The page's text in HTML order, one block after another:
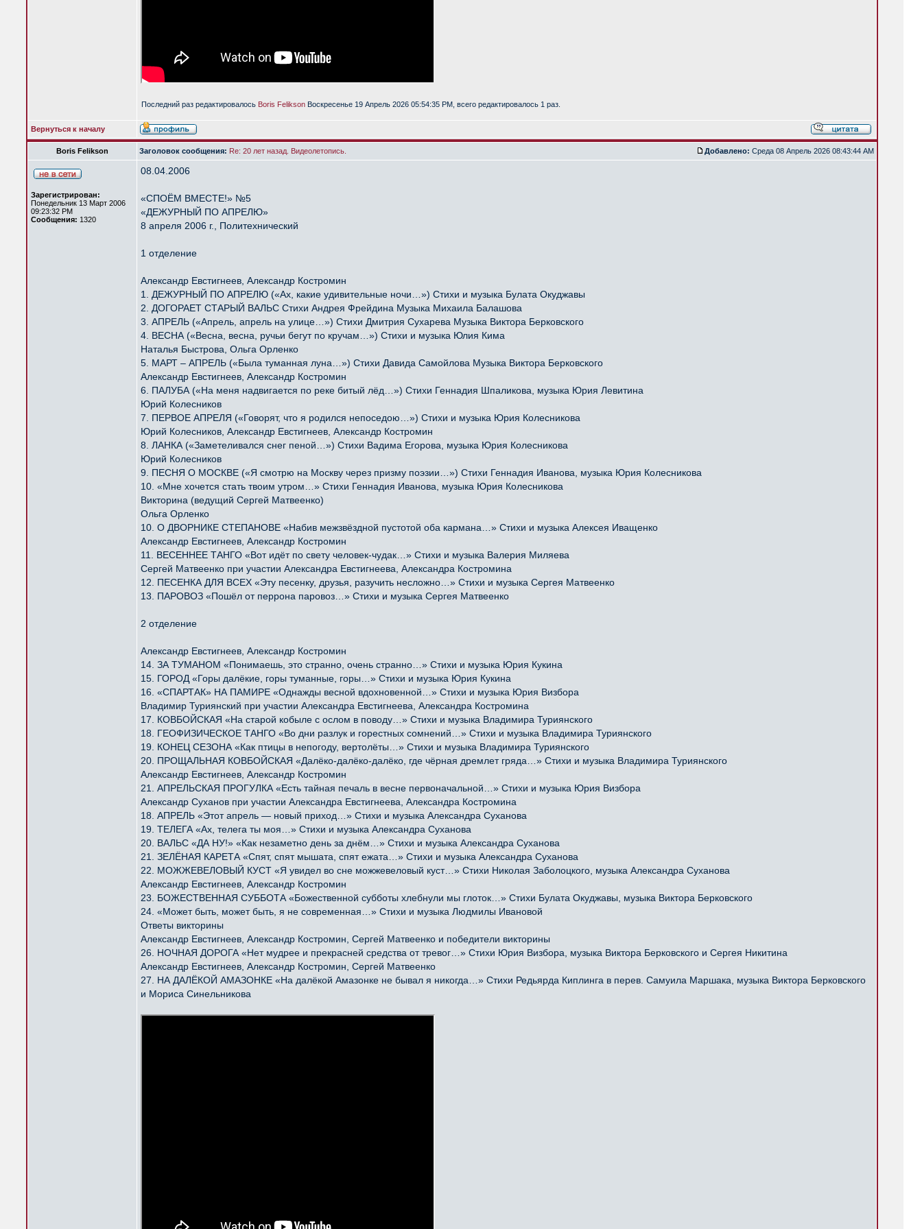
Последний раз редактировалось Boris Felikson Воскресенье 19 Апрель 2026 05:54:35 PM, всего редактировалось 1 раз.
Вернуться к началу
Boris Felikson Заголовок сообщения: Re: 20 лет назад. Видеолетопись. Добавлено: Среда 08 Апрель 2026 08:43:44 AM
Зарегистрирован:
Понедельник 13 Март 2006
09:23:32 PM
Сообщения: 1320
08.04.2006
«СПОЁМ ВМЕСТЕ!» №5
«ДЕЖУРНЫЙ ПО АПРЕЛЮ»
8 апреля 2006 г., Политехнический
1 отделение
Александр Евстигнеев, Александр Костромин
1. ДЕЖУРНЫЙ ПО АПРЕЛЮ («Ах, какие удивительные ночи…») Стихи и музыка Булата Окуджавы
2. ДОГОРАЕТ СТАРЫЙ ВАЛЬС Стихи Андрея Фрейдина Музыка Михаила Балашова
3. АПРЕЛЬ («Апрель, апрель на улице…») Стихи Дмитрия Сухарева Музыка Виктора Берковского
4. ВЕСНА («Весна, весна, ручьи бегут по кручам…») Стихи и музыка Юлия Кима
Наталья Быстрова, Ольга Орленко
5. МАРТ – АПРЕЛЬ («Была туманная луна…») Стихи Давида Самойлова Музыка Виктора Берковского
Александр Евстигнеев, Александр Костромин
6. ПАЛУБА («На меня надвигается по реке битый лёд…») Стихи Геннадия Шпаликова, музыка Юрия Левитина
Юрий Колесников
7. ПЕРВОЕ АПРЕЛЯ («Говорят, что я родился непоседою…») Стихи и музыка Юрия Колесникова
Юрий Колесников, Александр Евстигнеев, Александр Костромин
8. ЛАНКА («Заметеливался снег пеной…») Стихи Вадима Егорова, музыка Юрия Колесникова
Юрий Колесников
9. ПЕСНЯ О МОСКВЕ («Я смотрю на Москву через призму поэзии…») Стихи Геннадия Иванова, музыка Юрия Колесникова
10. «Мне хочется стать твоим утром…» Стихи Геннадия Иванова, музыка Юрия Колесникова
Викторина (ведущий Сергей Матвеенко)
Ольга Орленко
10. О ДВОРНИКЕ СТЕПАНОВЕ «Набив межзвёздной пустотой оба кармана…» Стихи и музыка Алексея Иващенко
Александр Евстигнеев, Александр Костромин
11. ВЕСЕННЕЕ ТАНГО «Вот идёт по свету человек-чудак…» Стихи и музыка Валерия Миляева
Сергей Матвеенко при участии Александра Евстигнеева, Александра Костромина
12. ПЕСЕНКА ДЛЯ ВСЕХ «Эту песенку, друзья, разучить несложно…» Стихи и музыка Сергея Матвеенко
13. ПАРОВОЗ «Пошёл от перрона паровоз…» Стихи и музыка Сергея Матвеенко
2 отделение
Александр Евстигнеев, Александр Костромин
14. ЗА ТУМАНОМ «Понимаешь, это странно, очень странно…» Стихи и музыка Юрия Кукина
15. ГОРОД «Горы далёкие, горы туманные, горы…» Стихи и музыка Юрия Кукина
16. «СПАРТАК» НА ПАМИРЕ «Однажды весной вдохновенной…» Стихи и музыка Юрия Визбора
Владимир Туриянский при участии Александра Евстигнеева, Александра Костромина
17. КОВБОЙСКАЯ «На старой кобыле с ослом в поводу…» Стихи и музыка Владимира Туриянского
18. ГЕОФИЗИЧЕСКОЕ ТАНГО «Во дни разлук и горестных сомнений…» Стихи и музыка Владимира Туриянского
19. КОНЕЦ СЕЗОНА «Как птицы в непогоду, вертолёты…» Стихи и музыка Владимира Туриянского
20. ПРОЩАЛЬНАЯ КОВБОЙСКАЯ «Далёко-далёко-далёко, где чёрная дремлет гряда…» Стихи и музыка Владимира Туриянского
Александр Евстигнеев, Александр Костромин
21. АПРЕЛЬСКАЯ ПРОГУЛКА «Есть тайная печаль в весне первоначальной…» Стихи и музыка Юрия Визбора
Александр Суханов при участии Александра Евстигнеева, Александра Костромина
18. АПРЕЛЬ «Этот апрель — новый приход…» Стихи и музыка Александра Суханова
19. ТЕЛЕГА «Ах, телега ты моя…» Стихи и музыка Александра Суханова
20. ВАЛЬС «ДА НУ!» «Как незаметно день за днём…» Стихи и музыка Александра Суханова
21. ЗЕЛЁНАЯ КАРЕТА «Спят, спят мышата, спят ежата…» Стихи и музыка Александра Суханова
22. МОЖЖЕВЕЛОВЫЙ КУСТ «Я увидел во сне можжевеловый куст…» Стихи Николая Заболоцкого, музыка Александра Суханова
Александр Евстигнеев, Александр Костромин
23. БОЖЕСТВЕННАЯ СУББОТА «Божественной субботы хлебнули мы глоток…» Стихи Булата Окуджавы, музыка Виктора Берковского
24. «Может быть, может быть, я не современная…» Стихи и музыка Людмилы Ивановой
Ответы викторины
Александр Евстигнеев, Александр Костромин, Сергей Матвеенко и победители викторины
26. НОЧНАЯ ДОРОГА «Нет мудрее и прекрасней средства от тревог…» Стихи Юрия Визбора, музыка Виктора Берковского и Сергея Никитина
Александр Евстигнеев, Александр Костромин, Сергей Матвеенко
27. НА ДАЛЁКОЙ АМАЗОНКЕ «На далёкой Амазонке не бывал я никогда…» Стихи Редьярда Киплинга в перев. Самуила Маршака, музыка Виктора Берковского
и Мориса Синельникова